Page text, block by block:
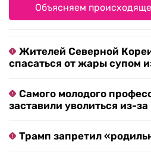
Объясняем
Жителей Северной
спасаться от жары супом
Самого молодого
заставили уволиться из-
Трамп запретил